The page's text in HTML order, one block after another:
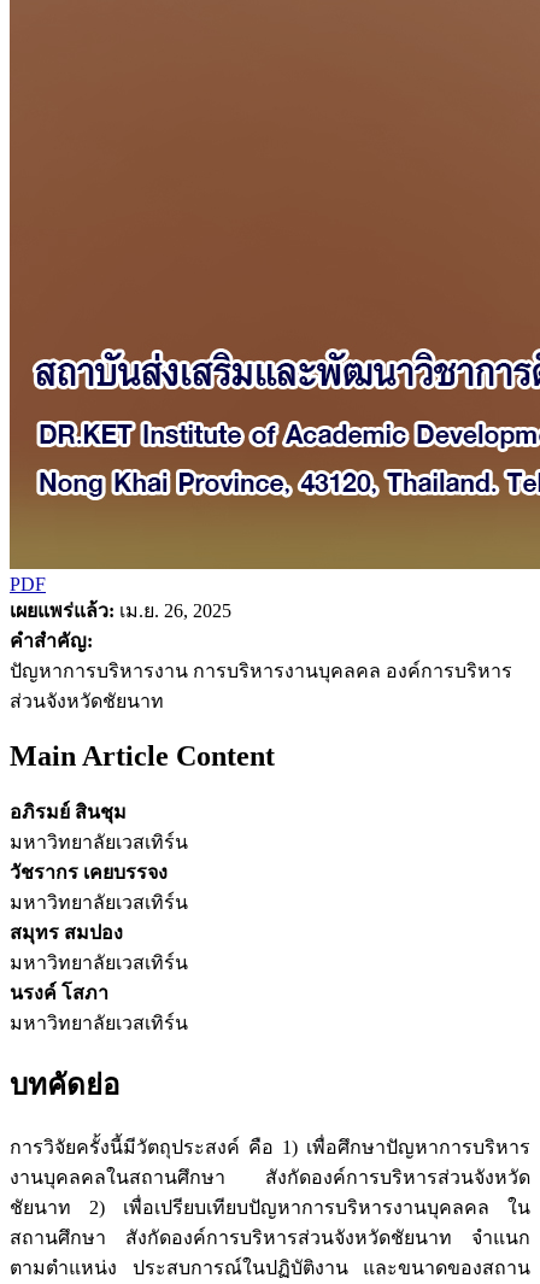
PDF
เผยแพร่แล้ว: เม.ย. 26, 2025
คำสำคัญ:
ปัญหาการบริหารงาน การบริหารงานบุคลคล องค์การบริหาร
ส่วนจังหวัดชัยนาท
Main Article Content
อภิรมย์ สินชุม
มหาวิทยาลัยเวสเทิร์น
วัชรากร เคยบรรจง
มหาวิทยาลัยเวสเทิร์น
สมุทร สมปอง
มหาวิทยาลัยเวสเทิร์น
นรงค์ โสภา
มหาวิทยาลัยเวสเทิร์น
บทคัดย่อ
การวิจัยครั้งนี้มีวัตถุประสงค์ คือ 1) เพื่อศึกษาปัญหาการบริหาร
งานบุคลคลในสถานศึกษา สังกัดองค์การบริหารส่วนจังหวัด
ชัยนาท 2) เพื่อเปรียบเทียบปัญหาการบริหารงานบุคลคล ใน
สถานศึกษา สังกัดองค์การบริหารส่วนจังหวัดชัยนาท จําแนก
ตามตำแหน่ง ประสบการณ์ในปฏิบัติงาน และขนาดของสถาน